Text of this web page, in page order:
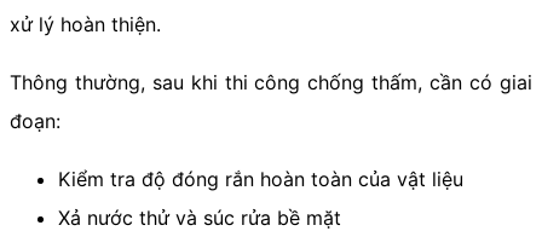
xử lý hoàn thiện.
Thông thường, sau khi thi công chống thấm, cần có giai
đoạn:
Kiểm tra độ đóng rắn hoàn toàn của vật liệu
Xả nước thử và súc rửa bề mặt